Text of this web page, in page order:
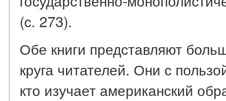
(с. 273).
Обе книги представляют
круга читателей. Они с
кто изучает американский